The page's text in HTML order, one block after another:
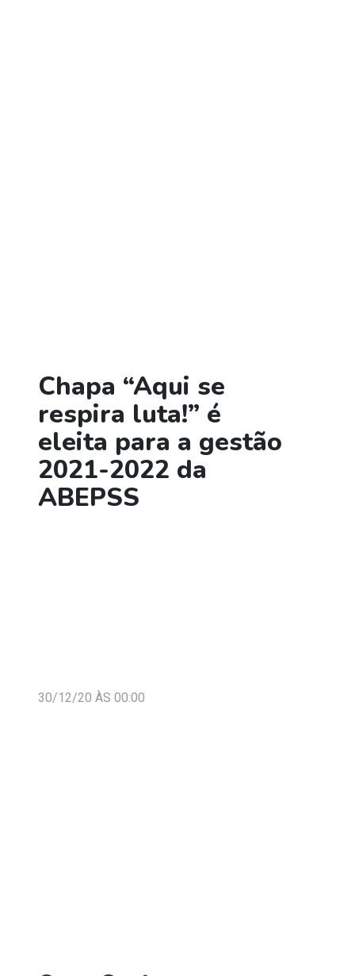
Chapa “Aqui se
respira luta!” é
eleita para a gestão
2021-2022 da
ABEPSS
30/12/20 ÀS 00:00